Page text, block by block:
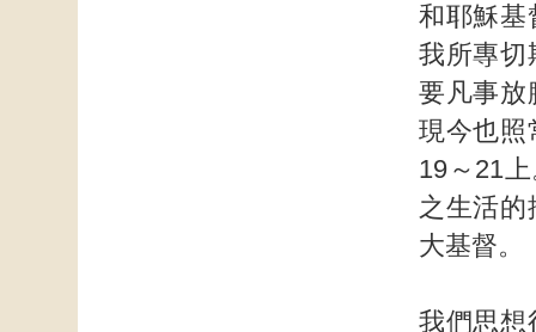
和耶穌基
我所專切
要凡事放
現今也照
19～21
之生活
大基督。
我們思想